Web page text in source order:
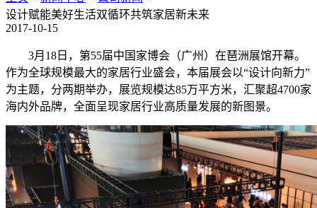
设计赋能美好生活双循环共筑家居新未来
2017-10-15
3月18日，第55届中国家博会（广州）在琶洲展馆开幕。
作为全球规模最大的家居行业盛会，本届展会以“设计向新力”
为主题，分两期举办，展览规模达85万平方米，汇聚超4700家
海内外品牌，全面呈现家居行业高质量发展的新图景。